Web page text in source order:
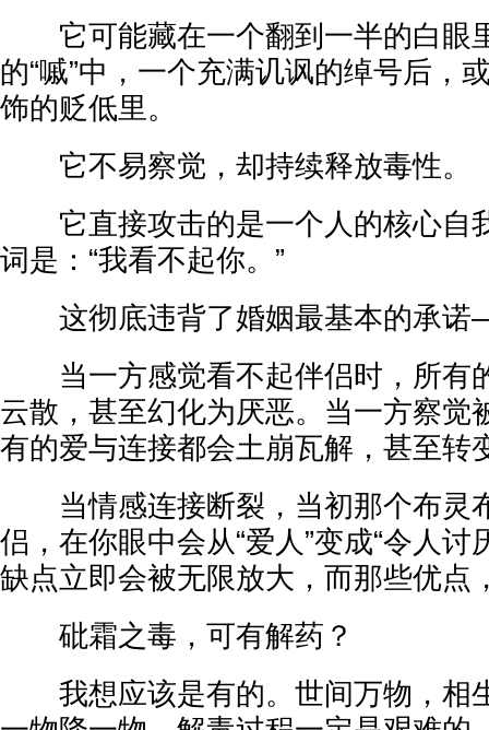
它可能藏在一个翻到一半的白眼
的“嘁”中，一个充满讥讽的绰号后，
饰的贬低里。
它不易察觉，却持续释放毒性。
它直接攻击的是一个人的核心自
词是：“我看不起你。”
这彻底违背了婚姻最基本的承
当一方感觉看不起伴侣时，所有
云散，甚至幻化为厌恶。当一方察觉
有的爱与连接都会土崩瓦解，甚至转
当情感连接断裂，当初那个布灵
侣，在你眼中会从“爱人”变成“令人讨
缺点立即会被无限放大，而那些优点
砒霜之毒，可有解药？
我想应该是有的。世间万物，相